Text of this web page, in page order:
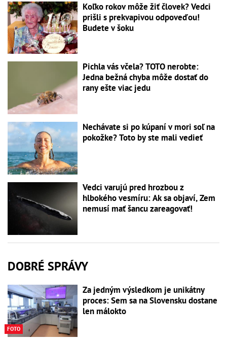
Koľko rokov môže žiť človek? Vedci
prišli s prekvapivou odpoveďou!
Budete v šoku
Pichla vás včela? TOTO nerobte:
Jedna bežná chyba môže dostať do
rany ešte viac jedu
Nechávate si po kúpaní v mori soľ na
pokožke? Toto by ste mali vedieť
Vedci varujú pred hrozbou z
hlbokého vesmíru: Ak sa objaví, Zem
nemusí mať šancu zareagovať!
DOBRÉ SPRÁVY
FOTO
Za jedným výsledkom je unikátny
proces: Sem sa na Slovensku dostane
len málokto